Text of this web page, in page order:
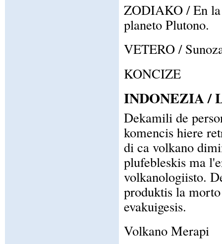
ZODIAKO / En la
planeto Plutono.
VETERO /
KONCIZE
INDONEZIA /
Dekamili de
komencis hiere
di ca volkano
plufebleskis ma
volkanologiisto.
produktis la
evakuigesis.
Volkano Merapi